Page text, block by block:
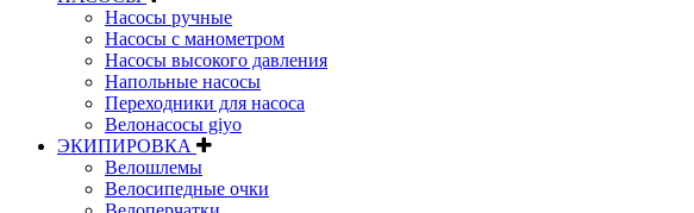
Насосы ручные
Насосы с манометром
Насосы высокого давления
Напольные насосы
Переходники для насоса
Велонасосы giyo
ЭКИПИРОВКА
Велошлемы
Велосипедные очки